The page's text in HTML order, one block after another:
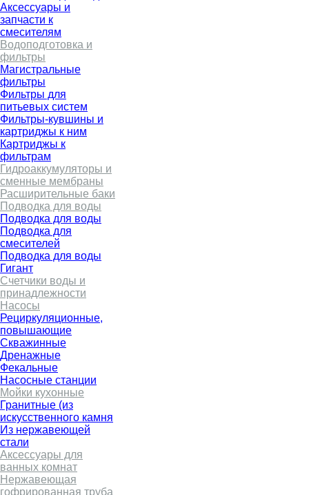
Аксессуары и
запчасти к
смесителям
Водоподготовка и
фильтры
Магистральные
фильтры
Фильтры для
питьевых систем
Фильтры-кувшины и
картриджы к ним
Картриджы к
фильтрам
Гидроаккумуляторы и
сменные мембраны
Расширительные баки
Подводка для воды
Подводка для воды
Подводка для
смесителей
Подводка для воды
Гигант
Счетчики воды и
принадлежности
Насосы
Рециркуляционные,
повышающие
Скважинные
Дренажные
Фекальные
Насосные станции
Мойки кухонные
Гранитные (из
искусственного камня
Из нержавеющей
стали
Аксессуары для
ванных комнат
Нержавеющая
гофрированная труба